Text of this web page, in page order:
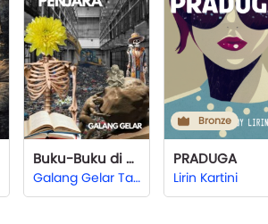
Buku-Buku di Penjara
Galang Gelar Taqwa
Bronze
PRADUGA
Lirin Kartini